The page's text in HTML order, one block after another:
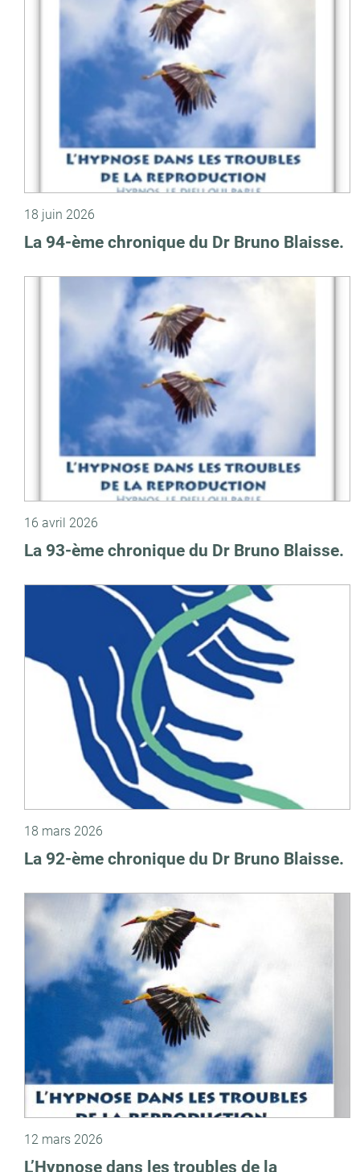
18 juin 2026
La 94-ème chronique du Dr Bruno Blaisse.
16 avril 2026
La 93-ème chronique du Dr Bruno Blaisse.
18 mars 2026
La 92-ème chronique du Dr Bruno Blaisse.
12 mars 2026
L’Hypnose dans les troubles de la